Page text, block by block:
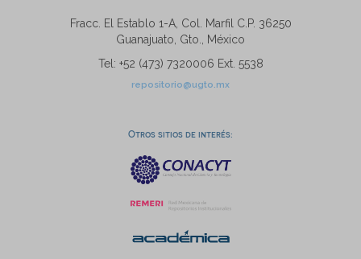
Fracc. El Establo 1-A, Col. Marfil C.P. 36250
Guanajuato, Gto., México
Tel: +52 (473) 7320006 Ext. 5538
repositorio@ugto.mx
Otros sitios de interés: